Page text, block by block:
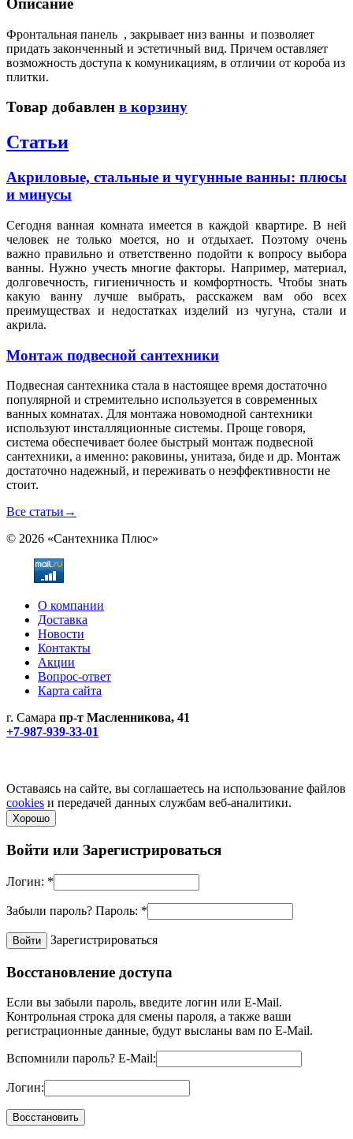
Описание
Фронтальная панель , закрывает низ ванны и позволяет
придать законченный и эстетичный вид. Причем оставляет
возможность доступа к комуникациям, в отличии от короба из
плитки.
Товар добавлен в корзину
Статьи
Акриловые, стальные и чугунные ванны: плюсы
и минусы
Сегодня ванная комната имеется в каждой квартире. В ней
человек не только моется, но и отдыхает. Поэтому очень
важно правильно и ответственно подойти к вопросу выбора
ванны. Нужно учесть многие факторы. Например, материал,
долговечность, гигиеничность и комфортность. Чтобы знать
какую ванну лучше выбрать, расскажем вам обо всех
преимуществах и недостатках изделий из чугуна, стали и
акрила.
Монтаж подвесной сантехники
Подвесная сантехника стала в настоящее время достаточно
популярной и стремительно используется в современных
ванных комнатах. Для монтажа новомодной сантехники
используют инсталляционные системы. Проще говоря,
система обеспечивает более быстрый монтаж подвесной
сантехники, а именно: раковины, унитаза, биде и др. Монтаж
достаточно надежный, и переживать о неэффективности не
стоит.
Все статьи →
© 2026 «Сантехника Плюс»
О компании
Доставка
Новости
Контакты
Акции
Вопрос-ответ
Карта сайта
г. Самара пр-т Масленникова, 41
+7-987-939-33-01
Оставаясь на сайте, вы соглашаетесь на использование файлов
cookies и передачей данных службам веб-аналитики.
Хорошо
Войти или Зарегистрироваться
Логин: *
Забыли пароль? Пароль: *
Зарегистрироваться
Восстановление доступа
Если вы забыли пароль, введите логин или E-Mail.
Контрольная строка для смены пароля, а также ваши
регистрационные данные, будут высланы вам по E-Mail.
Вспомнили пароль? E-Mail:
Логин: